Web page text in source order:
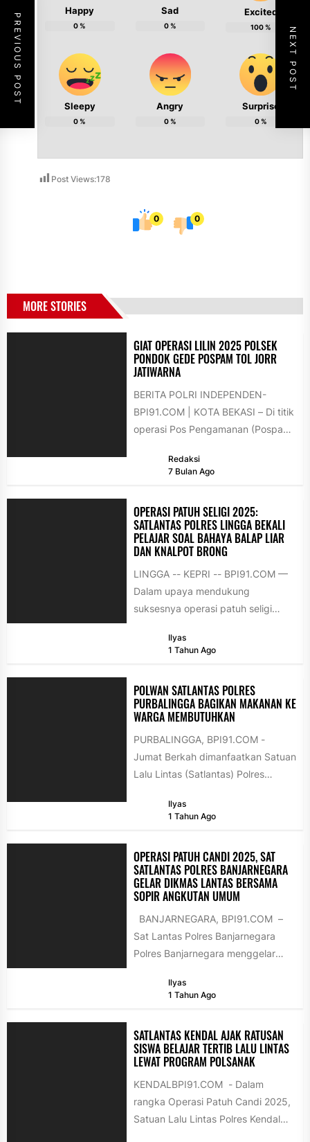
Happy
0%
Sad
0%
Excited
100%
Sleepy
0%
Angry
0%
Surprise
0%
Post Views:178
0 0
PREVIOUS POST NEXT POST
MORE STORIES
GIAT OPERASI LILIN 2025 POLSEK
PONDOK GEDE POSPAM TOL JORR
JATIWARNA
BERITA POLRI INDEPENDEN-
BPI91.COM | KOTA BEKASI – Di titik
operasi Pos Pengamanan (Pospam)
Pondok Gede...
Redaksi
7 Bulan Ago
OPERASI PATUH SELIGI 2025:
SATLANTAS POLRES LINGGA BEKALI
PELAJAR SOAL BAHAYA BALAP LIAR
DAN KNALPOT BRONG
LINGGA -- KEPRI -- BPI91.COM —
Dalam upaya mendukung
suksesnya operasi patuh seligi
Lalu Lintas kembali...
Ilyas
1 Tahun Ago
POLWAN SATLANTAS POLRES
PURBALINGGA BAGIKAN MAKANAN KE
WARGA MEMBUTUHKAN
PURBALINGGA, BPI91.COM -
Jumat Berkah dimanfaatkan Satuan
Lalu Lintas (Satlantas) Polres
kebaikan dengan warga yang
Ilyas
1 Tahun Ago
OPERASI PATUH CANDI 2025, SAT
SATLANTAS POLRES BANJARNEGARA
GELAR DIKMAS LANTAS BERSAMA
SOPIR ANGKUTAN UMUM
BANJARNEGARA, BPI91.COM –
Sat Lantas Polres Banjarnegara
Polres Banjarnegara menggelar
(Dikmas Lantas) kepada awak
Ilyas
1 Tahun Ago
SATLANTAS KENDAL AJAK RATUSAN
SISWA BELAJAR TERTIB LALU LINTAS
LEWAT PROGRAM POLSANAK
KENDALBPI91.COM - Dalam
rangka Operasi Patuh Candi 2025,
Satuan Lalu Lintas Polres Kendal